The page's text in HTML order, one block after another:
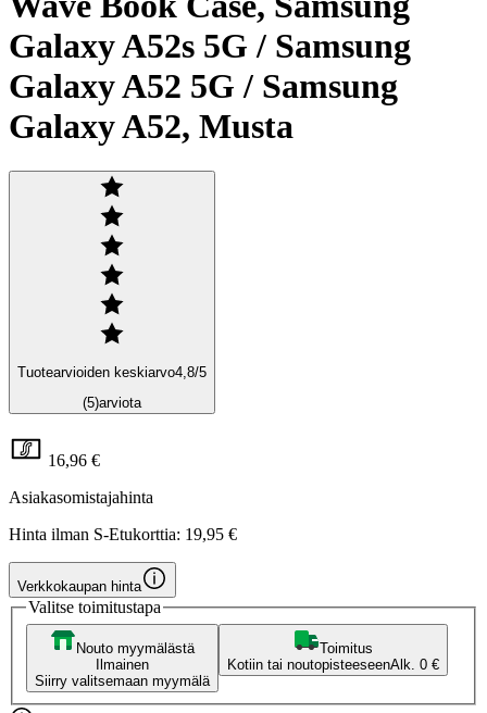
Galaxy A52s 5G / Samsung
Galaxy A52 5G / Samsung
Galaxy A52, Musta
Tuotearvioiden keskiarvo4,8/5
(5)arviota
16,96 €
Asiakasomistajahinta
Hinta ilman S-Etukorttia: 19,95 €
Verkkokaupan hinta
Valitse toimitustapa
Nouto myymälästä
Ilmainen
Siirry valitsemaan myymälä
Toimitus
Kotiin tai noutopisteeseenAlk. 0 €